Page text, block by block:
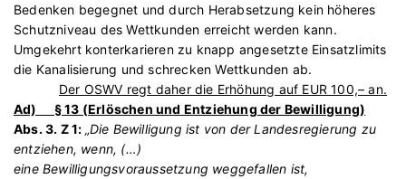
Bedenken begegnet und durch Herabsetzung kein höheres
Schutzniveau des Wettkunden erreicht werden kann.
Umgekehrt konterkarieren zu knapp angesetzte Einsatzlimits
die Kanalisierung und schrecken Wettkunden ab.
Der OSWV regt daher die Erhöhung auf EUR 100,– an.
Ad) § 13 (Erlöschen und Entziehung der Bewilligung)
Abs. 3. Z 1: „Die Bewilligung ist von der Landesregierung zu
entziehen, wenn, (…)
eine Bewilligungsvoraussetzung weggefallen ist,